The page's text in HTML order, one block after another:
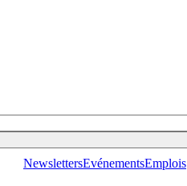
NewslettersEvénementsEmplois